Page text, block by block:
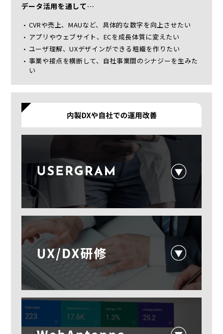
データ活用を通して…
CVRや売上、MAUなど、具体的な数字を向上させたい
アプリやウェブサイト、ECを成長体質に変えたい
ユーザ理解、UXデザインができる粗織を作りたい
事業や接点を横断して、自社事業間のシナジーを生みた
い